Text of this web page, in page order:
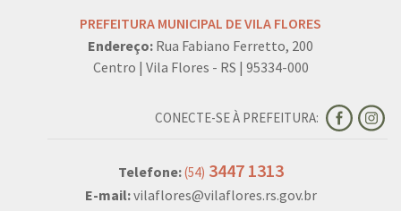
PREFEITURA MUNICIPAL DE VILA FLORES
Endereço: Rua Fabiano Ferretto, 200
Centro | Vila Flores - RS | 95334-000
CONECTE-SE À PREFEITURA:
Telefone:(54) 3447 1313
E-mail:vilaflores@vilaflores.rs.gov.br